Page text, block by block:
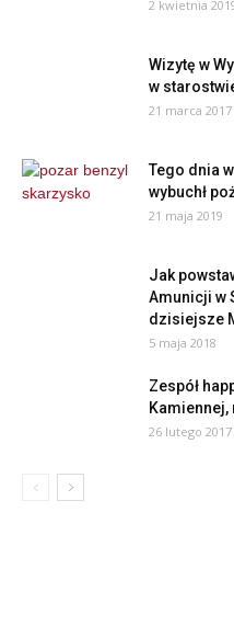
2 kwietnia
Wizytę w
w
21 marca 2017
Tego dnia
wybuchł
21 maja 2019
Jak
Amunicji w
dzisiejsze
5 maja 2018
Zespół
26 lutego 2017